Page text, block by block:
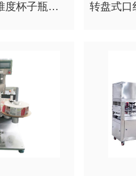
直线式定位贴标机锥度杯子瓶子不干胶贴标机爆米花杯标签机